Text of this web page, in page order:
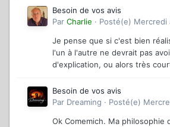
Besoin de vos avis
Par Charlie · Posté(e) Mercredi
Je pense que si c'est bien
l'un à l'autre ne devrait pas
d'explication, ou alors très
Besoin de vos avis
Par Dreaming · Posté(e)
Ok Comemich. Ma philosophie